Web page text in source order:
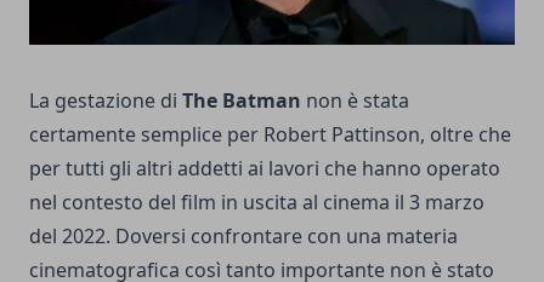
La gestazione di The Batman non è stata
certamente semplice per Robert Pattinson, oltre che
per tutti gli altri addetti ai lavori che hanno operato
nel contesto del film in uscita al cinema il 3 marzo
del 2022. Doversi confrontare con una materia
cinematografica così tanto importante non è stato